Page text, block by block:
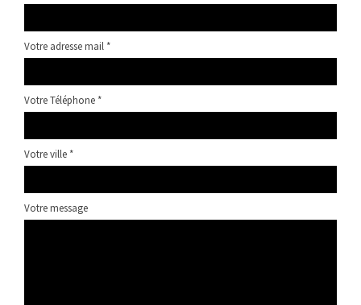
Votre adresse mail *
Votre Téléphone *
Votre ville *
Votre message